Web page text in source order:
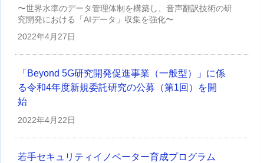
〜世界水準のデータ管理体制を構築し、音声翻訳技術の研
究開発における「AIデータ」収集を強化〜
2022年4月27日
「Beyond 5G研究開発促進事業（一般型）」に係
る令和4年度新規委託研究の公募（第1回）を開
始
2022年4月22日
若手セキュリティイノベーター育成プログラム